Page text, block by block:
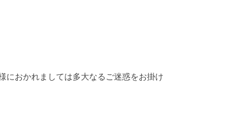
におかれましては多大なるご迷惑をお掛け